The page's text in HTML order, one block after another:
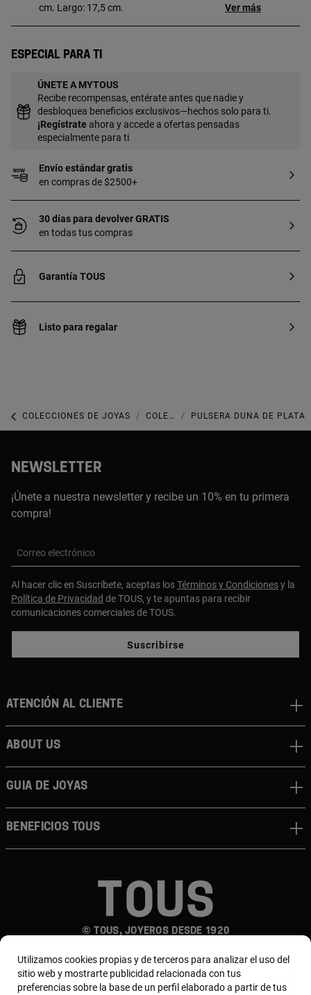
cm. Largo: 17,5 cm.
Ver más
Especial para ti
ÚNETE A MYTOUS
Recibe recompensas, entérate antes que nadie y
desbloquea beneficios exclusivos—hechos solo para ti.
¡Regístrate ahora y accede a ofertas pensadas
especialmente para ti
Envío estándar gratis
en compras de $2500+
30 días para devolver GRATIS
en todas tus compras
Garantía TOUS
Listo para regalar
COLECCIONES DE JOYAS COLECCIÓN DUNA PULSERA DUNA DE PLATA
NEWSLETTER
¡Únete a nuestra newsletter y recibe un 10% en tu primera
compra!
Correo electrónico
Al hacer clic en Suscríbete, aceptas losTérminos y Condicionesy la
Política de Privacidad de TOUS, y te apuntas para recibir
comunicaciones comerciales de TOUS.
Suscribirse
© TOUS, JOYEROS DESDE 1920
Atención al cliente
About us
Guia de joyas
Beneficios TOUS
Utilizamos cookies propias y de terceros para analizar el uso del
sitio web y mostrarte publicidad relacionada con tus
preferencias sobre la base de un perfil elaborado a partir de tus